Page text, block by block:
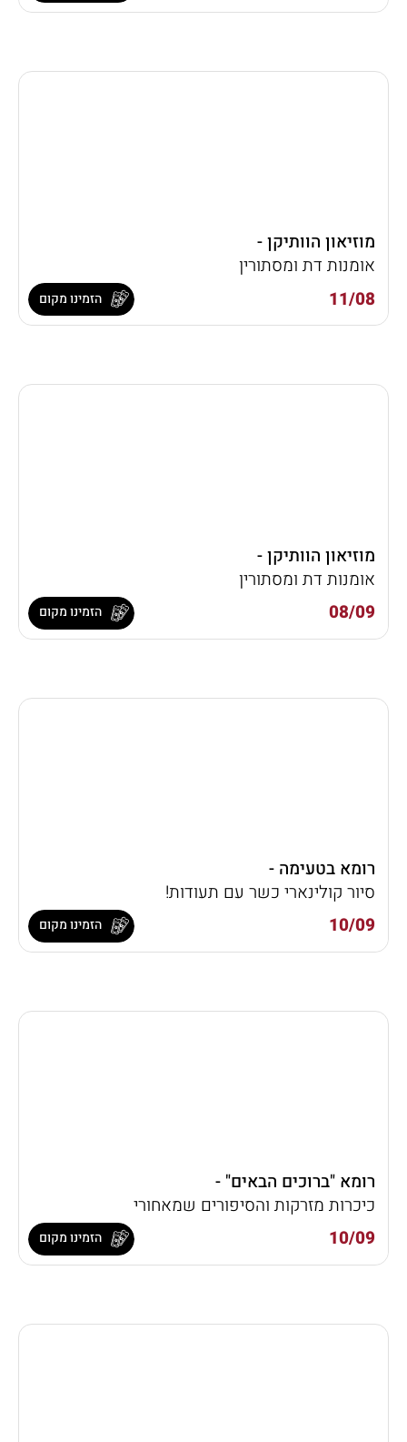
11/08
מוזיאון הוותיקן -
אומנות דת ומסתורין
הזמינו מקום
08/09
מוזיאון הוותיקן -
אומנות דת ומסתורין
הזמינו מקום
10/09
רומא בטעימה -
סיור קולינארי כשר עם תעודות!
הזמינו מקום
10/09
רומא "ברוכים הבאים" -
כיכרות מזרקות והסיפורים שמאחורי
הזמינו מקום